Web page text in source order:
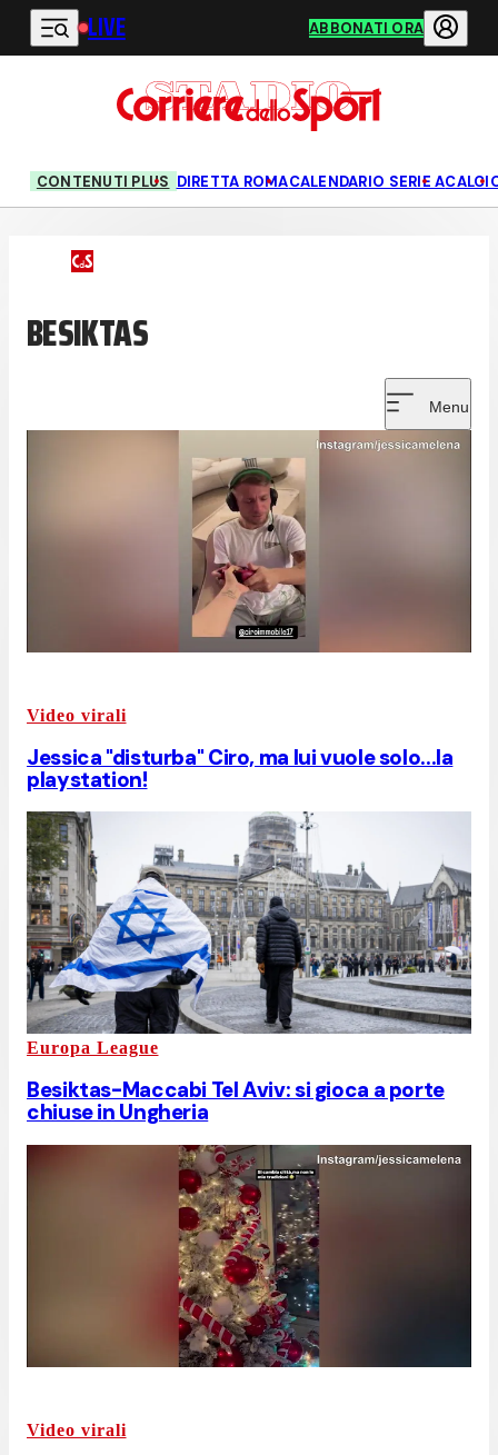
Vai al contenuto principale
LIVE ABBONATI ORA
CONTENUTI PLUS DIRETTA ROMACALENDARIO SERIE A
BESIKTAS
Menu
Video virali
Jessica "disturba" Ciro, ma lui vuole solo...la
playstation!
Europa League
Besiktas-Maccabi Tel Aviv: si gioca a porte
chiuse in Ungheria
Video virali